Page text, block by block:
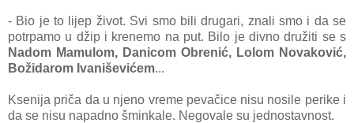
- Bio je to lijep život. Svi smo bili drugari, znali smo i da se
potrpamo u džip i krenemo na put. Bilo je divno družiti se s
Nadom Mamulom, Danicom Obrenić, Lolom Novaković,
Božidarom Ivaniševićem...
Ksenija priča da u njeno vreme pevačice nisu nosile perike i
da se nisu napadno šminkale. Negovale su jednostavnost.